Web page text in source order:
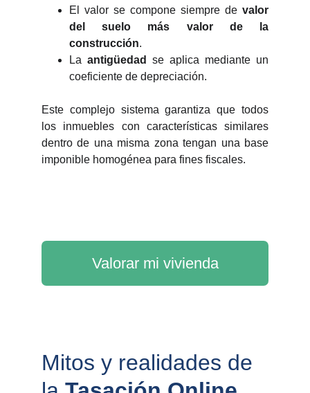
El valor se compone siempre de valor
del suelo más valor de la
construcción.
La antigüedad
se aplica mediante un
coeficiente de depreciación.
Este complejo sistema garantiza que todos
los inmuebles con características similares
dentro de una misma zona tengan una base
imponible homogénea para fines fiscales.
Valorar mi vivienda
Mitos y realidades de